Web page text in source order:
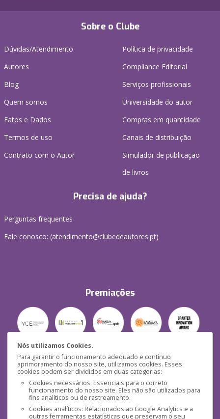
Nós utilizamos Cookies.
Para garantir o funcionamento adequado e contínuo
aprimoramento do nosso site, utilizamos cookies. Esses
cookies podem ser divididos em duas categorias:
Cookies necessários: Essenciais para o correto
funcionamento do nosso site. Eles não são utilizados para
fins analíticos ou de rastreamento.
Cookies analíticos: Relacionados ao Google Analytics e a
outras ferramentas estatísticas que preservam o seu
Sobre o Clube
Dúvidas/Atendimento
Autores
Blog
Quem somos
Fatos e Dados
Termos de uso
Contrato com o Autor
Política de privacidade
Compliance Editorial
Serviços profissionais
Universidade do autor
Compras em quantidade
Canais de distribuição
Simulador de publicação
de livros
Precisa de ajuda?
Perguntas frequentes
Fale conosco: (atendimento@clubedeautores.pt)
Premiações
Segurança